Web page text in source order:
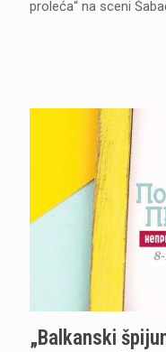
proleća“ na sceni
„Balkanski